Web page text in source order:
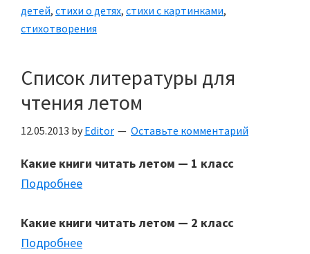
детей, стихи о детях, стихи с картинками,
стихотворения
Список литературы для
чтения летом
12.05.2013 by Editor Оставьте комментарий
Какие книги читать летом — 1 класс
Подробнее
Какие книги читать летом — 2 класс
Подробнее